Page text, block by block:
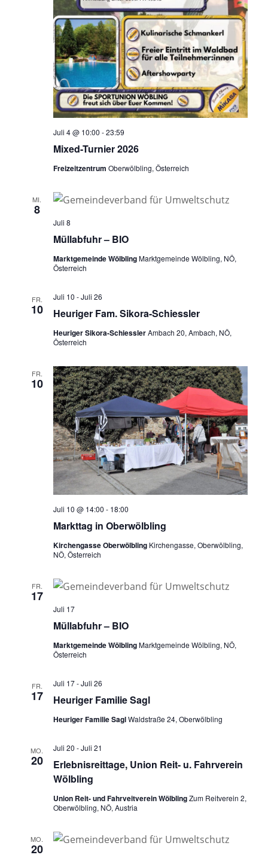
Mixed-Turnier 2026
Juli 4 @ 10:00 -23:59
Freizeitzentrum Oberwölbling, Österreich
MI.
8
Müllabfuhr – BIO
Juli 8
Marktgemeinde WölblingMarktgemeinde Wölbling, NÖ,
Österreich
FR.
10 Heuriger Fam. Sikora-Schiessler
Juli 10 -Juli 26
Heuriger Sikora-SchiesslerAmbach 20, Ambach, NÖ,
Österreich
FR.
10
Markttag in Oberwölbling
Juli 10 @ 14:00 - 18:00
Kirchengasse Oberwölbling Kirchengasse, Oberwölbling,
NÖ, Österreich
FR.
17
Müllabfuhr – BIO
Juli 17
Marktgemeinde WölblingMarktgemeinde Wölbling, NÖ,
Österreich
FR.
17 Heuriger Familie Sagl
Juli 17-Juli 26
Heuriger Familie SaglWaldstraße 24, Oberwölbling
MO.
20
Erlebnisreittage, Union Reit- u. Fahrverein
Wölbling
Juli 20 -Juli 21
Union Reit- und Fahrveitverein WölblingZum Reitverein 2,
Oberwölbling, NÖ, Austria
MO.
20